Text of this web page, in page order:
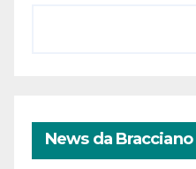
News da Bracciano